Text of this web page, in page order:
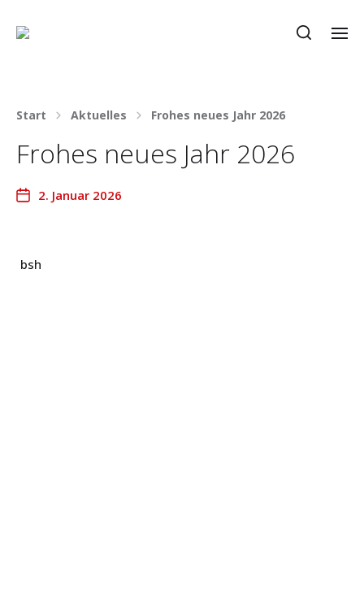
Start Aktuelles Frohes neues Jahr 2026
Frohes neues Jahr 2026
2. Januar 2026
bsh